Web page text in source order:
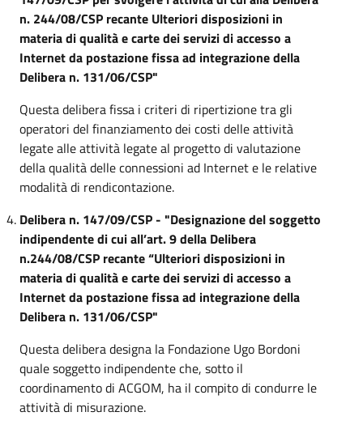
n. 244/08/CSP recante Ulteriori disposizioni in
materia di qualità e carte dei servizi di accesso a
Internet da postazione fissa ad integrazione della
Delibera n. 131/06/CSP"
Questa delibera fissa i criteri di ripertizione tra gli
operatori del finanziamento dei costi delle attività
legate alle attività legate al progetto di valutazione
della qualità delle connessioni ad Internet e le relative
modalità di rendicontazione.
Delibera n. 147/09/CSP - "Designazione del soggetto
indipendente di cui all’art. 9 della Delibera
n.244/08/CSP recante “Ulteriori disposizioni in
materia di qualità e carte dei servizi di accesso a
Internet da postazione fissa ad integrazione della
Delibera n. 131/06/CSP"
Questa delibera designa la Fondazione Ugo Bordoni
quale soggetto indipendente che, sotto il
coordinamento di ACGOM, ha il compito di condurre le
attività di misurazione.